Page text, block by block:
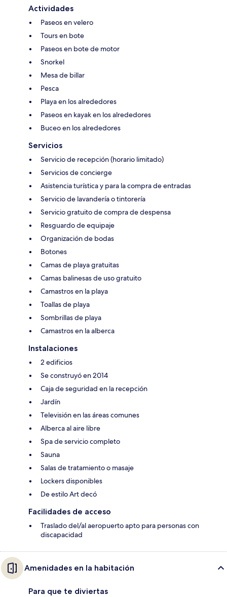
Actividades
Paseos en velero
Tours en bote
Paseos en bote de motor
Snorkel
Mesa de billar
Pesca
Playa en los alrededores
Paseos en kayak en los alrededores
Buceo en los alrededores
Servicios
Servicio de recepción (horario limitado)
Servicios de concierge
Asistencia turística y para la compra de entradas
Servicio de lavandería o tintorería
Servicio gratuito de compra de despensa
Resguardo de equipaje
Organización de bodas
Botones
Camas de playa gratuitas
Camas balinesas de uso gratuito
Camastros en la playa
Toallas de playa
Sombrillas de playa
Camastros en la alberca
Instalaciones
2 edificios
Se construyó en 2014
Caja de seguridad en la recepción
Jardín
Televisión en las áreas comunes
Alberca al aire libre
Spa de servicio completo
Sauna
Salas de tratamiento o masaje
Lockers disponibles
De estilo Art decó
Facilidades de acceso
Traslado del/al aeropuerto apto para personas con
discapacidad
Amenidades en la habitación
Para que te diviertas